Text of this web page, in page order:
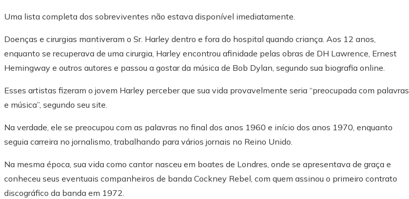
Uma lista completa dos sobreviventes não estava disponível imediatamente.
Doenças e cirurgias mantiveram o Sr. Harley dentro e fora do hospital quando criança. Aos 12 anos,
enquanto se recuperava de uma cirurgia, Harley encontrou afinidade pelas obras de DH Lawrence, Ernest
Hemingway e outros autores e passou a gostar da música de Bob Dylan, segundo sua biografia online.
Esses artistas fizeram o jovem Harley perceber que sua vida provavelmente seria “preocupada com palavras
e música”, segundo seu site.
Na verdade, ele se preocupou com as palavras no final dos anos 1960 e início dos anos 1970, enquanto
seguia carreira no jornalismo, trabalhando para vários jornais no Reino Unido.
Na mesma época, sua vida como cantor nasceu em boates de Londres, onde se apresentava de graça e
conheceu seus eventuais companheiros de banda Cockney Rebel, com quem assinou o primeiro contrato
discográfico da banda em 1972.